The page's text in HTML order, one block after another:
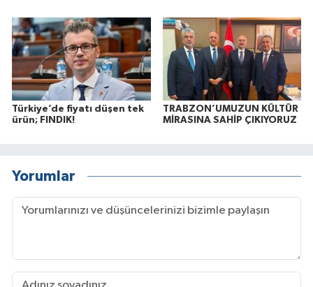
Türkiye’de fiyatı düşen tek
ürün; FINDIK!
TRABZON’UMUZUN KÜLTÜR
MİRASINA SAHİP ÇIKIYORUZ
Yorumlar